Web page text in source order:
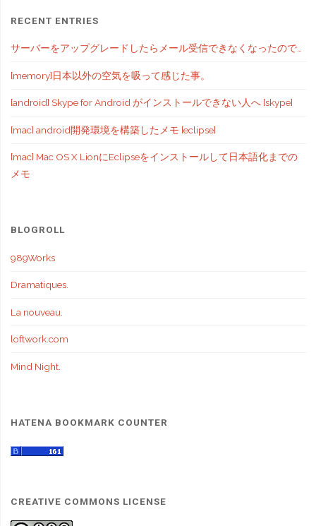
RECENT ENTRIES
サーバーをアップグレードしたらメール受信できなくなったので…
[memory]日本以外の空気を吸って感じた事。
[android] Skype for Android がインストールできない人へ [skype]
[mac] android開発環境を構築したメモ [eclipse]
[mac] Mac OS X LionにEclipseをインストールして日本語化までの
メモ
BLOGROLL
989Works
Dramatiques.
La nouveau.
loftwork.com
Mind Night.
HATENA BOOKMARK COUNTER
CREATIVE COMMONS LICENSE